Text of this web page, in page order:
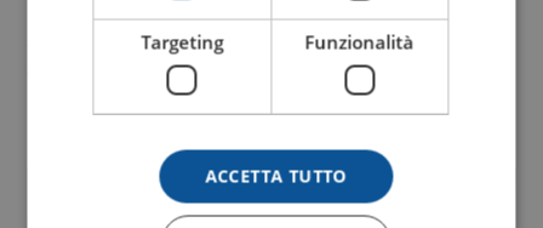
Anche in questo potete fare pieno
affidamento sull’Impresa Funebre Zara.
Targeting Funzionalità
ACCETTA TUTTO